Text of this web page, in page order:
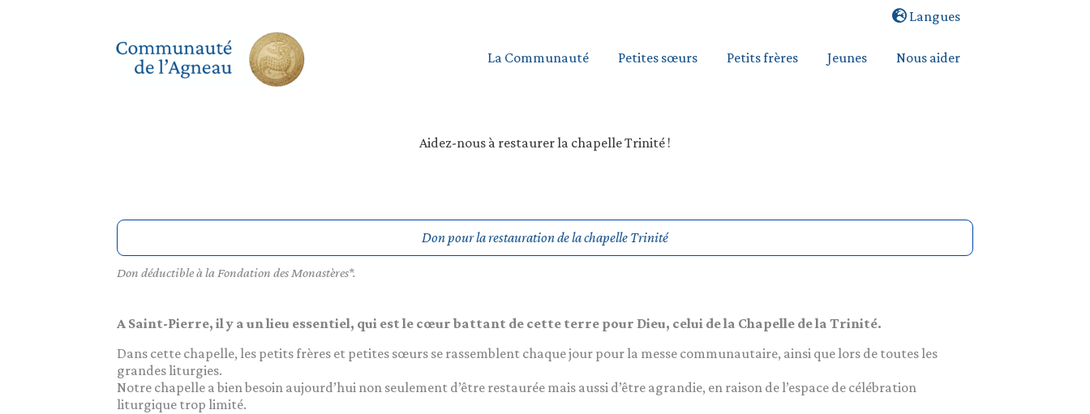
Langues
La Communauté Petites sœurs Petits frères Jeunes Nous aider
Aidez-nous à restaurer la chapelle Trinité !
Don pour la restauration de la chapelle Trinité
Don déductible à la Fondation des Monastères*.
A Saint-Pierre, il y a un lieu essentiel, qui est le cœur battant de cette terre pour Dieu, celui de la Chapelle de la Trinité.
Dans cette chapelle, les petits frères et petites sœurs se rassemblent chaque jour pour la messe communautaire, ainsi que lors de toutes les
grandes liturgies.
Notre chapelle a bien besoin aujourd’hui non seulement d’être restaurée mais aussi d’être agrandie, en raison de l’espace de célébration
liturgique trop limité.